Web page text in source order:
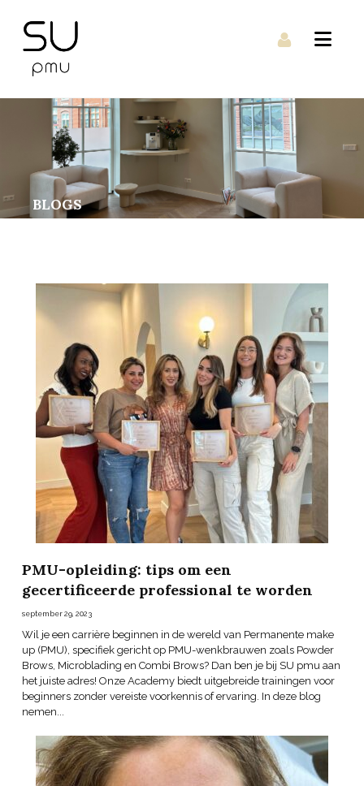
BLOGS
PMU-opleiding: tips om een
gecertificeerde professional te worden
september 29, 2023
Wil je een carrière beginnen in de wereld van Permanente make
up (PMU), specifiek gericht op PMU-wenkbrauwen zoals Powder
Brows, Microblading en Combi Brows? Dan ben je bij SU pmu aan
het juiste adres! Onze Academy biedt uitgebreide trainingen voor
beginners zonder vereiste voorkennis of ervaring. In deze blog
nemen...